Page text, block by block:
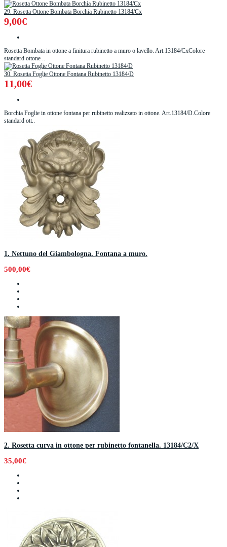
29. Rosetta Ottone Bombata Borchia Rubinetto 13184/Cx
9,00€
Rosetta Bombata in ottone a finitura rubinetto a muro o lavello. Art.13184/CxColore
standard ottone ..
30. Rosetta Foglie Ottone Fontana Rubinetto 13184/D
11,00€
Borchia Foglie in ottone fontana per rubinetto realizzato in ottone. Art.13184/D.Colore
standard ott..
1. Nettuno del Giambologna. Fontana a muro.
500,00€
2. Rosetta curva in ottone per rubinetto fontanella. 13184/C2/X
35,00€